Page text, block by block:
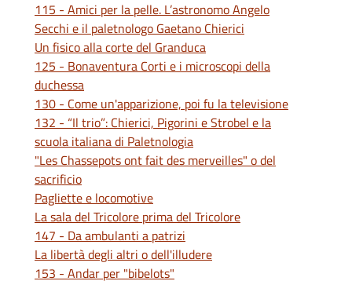
115 - Amici per la pelle. L’astronomo Angelo
Secchi e il paletnologo Gaetano Chierici
Un fisico alla corte del Granduca
125 - Bonaventura Corti e i microscopi della
duchessa
130 - Come un'apparizione, poi fu la televisione
132 - “Il trio”: Chierici, Pigorini e Strobel e la
scuola italiana di Paletnologia
"Les Chassepots ont fait des merveilles" o del
sacrificio
Pagliette e locomotive
La sala del Tricolore prima del Tricolore
147 - Da ambulanti a patrizi
La libertà degli altri o dell'illudere
153 - Andar per "bibelots"